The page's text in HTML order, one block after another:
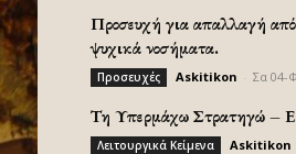
Προσευχή για απαλλαγή
ψυχικά νοσήματα.
Προσευχές Askitikon Σα 04-
Τη Υπερμάχω Στρατηγώ –
Λειτουργικά Κείμενα Askitikon